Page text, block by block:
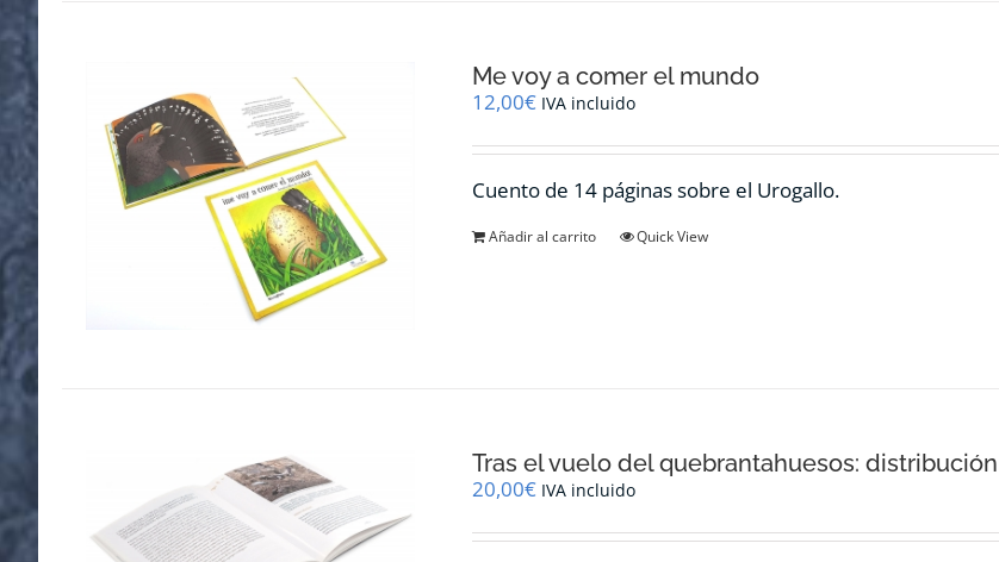
Me voy a comer el mundo
12,00€ IVA incluido
Cuento de 14 páginas sobre el Urogallo.
Añadir al carrito Quick View
Tras el vuelo del quebrantahuesos:
20,00€ IVA incluido